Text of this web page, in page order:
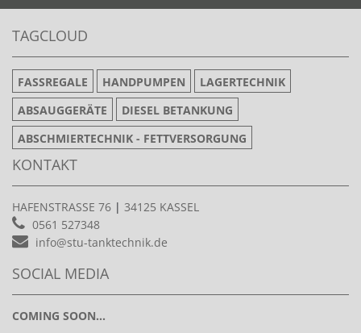
TAGCLOUD
FASSREGALE HANDPUMPEN
LAGERTECHNIK
ABSAUGGERÄTE
DIESEL BETANKUNG
ABSCHMIERTECHNIK - FETTVERSORGUNG
KONTAKT
HAFENSTRASSE 76 | 34125 KASSEL
0561 527348
info@stu-tanktechnik.de
SOCIAL MEDIA
COMING SOON...